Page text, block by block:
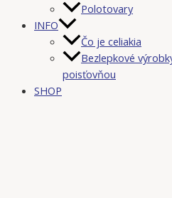
Polotovary
INFO
Čo je celiakia
Bezlepkové
poisťovňou
SHOP